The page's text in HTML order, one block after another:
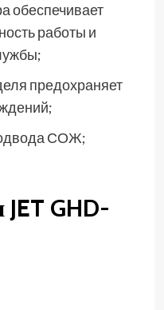
обеспечивает
работы и
предохраняет
СОЖ;
GHD-